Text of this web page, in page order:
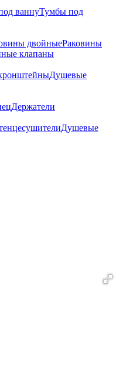
ваннуТумбы под
двойныеРаковины
клапаны
Душевые
Держатели
Душевые